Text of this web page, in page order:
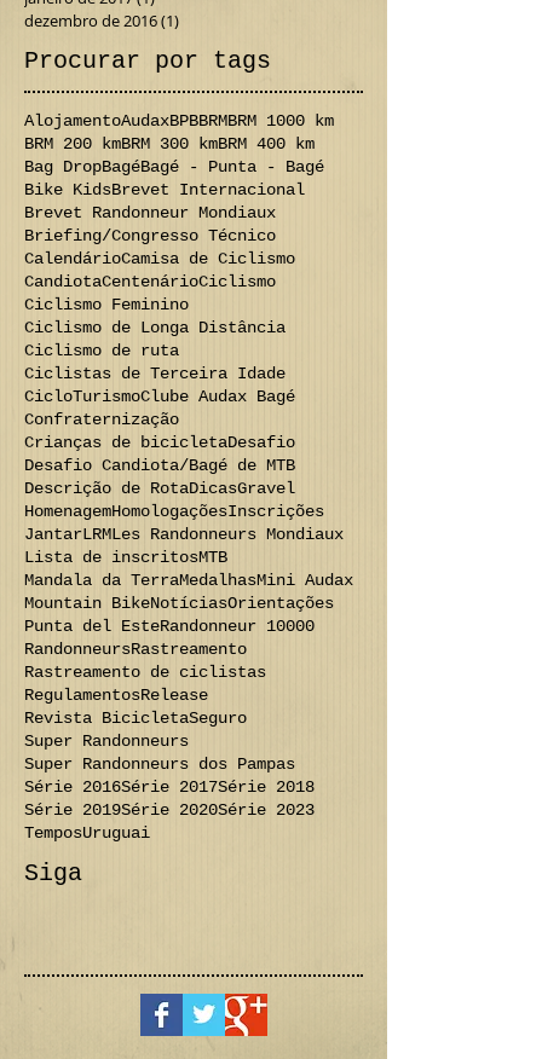
dezembro de 2016(1)
Procurar por tags
AlojamentoAudaxBPBBRMBRM 1000 km
BRM 200 kmBRM 300 kmBRM 400 km
Bag DropBagéBagé - Punta - Bagé
Bike KidsBrevet Internacional
Brevet Randonneur Mondiaux
Briefing/Congresso Técnico
CalendárioCamisa de Ciclismo
CandiotaCentenárioCiclismo
Ciclismo Feminino
Ciclismo de Longa Distância
Ciclismo de ruta
Ciclistas de Terceira Idade
CicloTurismoClube Audax Bagé
Confraternização
Crianças de bicicletaDesafio
Desafio Candiota/Bagé de MTB
Descrição de RotaDicasGravel
HomenagemHomologaçõesInscrições
JantarLRMLes Randonneurs Mondiaux
Lista de inscritosMTB
Mandala da TerraMedalhasMini Audax
Mountain BikeNotíciasOrientações
Punta del EsteRandonneur 10000
RandonneursRastreamento
Rastreamento de ciclistas
RegulamentosRelease
Revista BicicletaSeguro
Super Randonneurs
Super Randonneurs dos Pampas
Série 2016Série 2017Série 2018
Série 2019Série 2020Série 2023
TemposUruguai
Siga